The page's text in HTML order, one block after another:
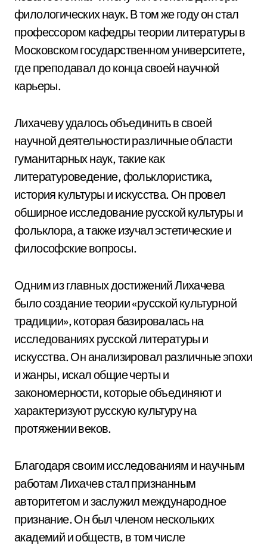
филологических наук. В том же году он стал
профессором кафедры теории литературы в
Московском государственном университете,
где преподавал до конца своей научной
карьеры.
Лихачеву удалось объединить в своей
научной деятельности различные области
гуманитарных наук, такие как
литературоведение, фольклористика,
история культуры и искусства. Он провел
обширное исследование русской культуры и
фольклора, а также изучал эстетические и
философские вопросы.
Одним из главных достижений Лихачева
было создание теории «русской культурной
традиции», которая базировалась на
исследованиях русской литературы и
искусства. Он анализировал различные эпохи
и жанры, искал общие черты и
закономерности, которые объединяют и
характеризуют русскую культуру на
протяжении веков.
Благодаря своим исследованиям и научным
работам Лихачев стал признанным
авторитетом и заслужил международное
признание. Он был членом нескольких
академий и обществ, в том числе